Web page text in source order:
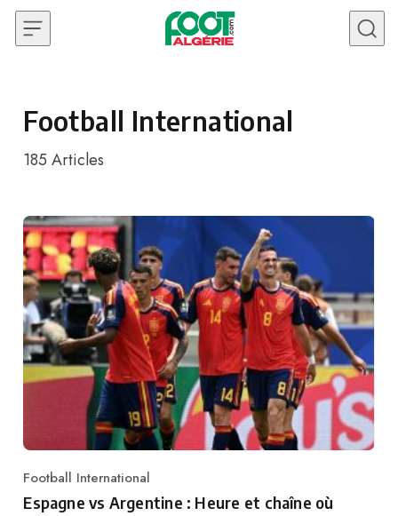
Skip to content
Football International
185Articles
Category
Football International
Espagne vs Argentine : Heure et chaîne où